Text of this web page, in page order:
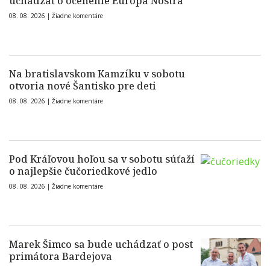
08. 08. 2026 | Žiadne komentáre
Na bratislavskom Kamzíku v sobotu
otvoria nové Šantisko pre deti
08. 08. 2026 | Žiadne komentáre
Pod Kráľovou hoľou sa v sobotu súťaží
o najlepšie čučoriedkové jedlo
08. 08. 2026 | Žiadne komentáre
Marek Šimco sa bude uchádzať o post
primátora Bardejova